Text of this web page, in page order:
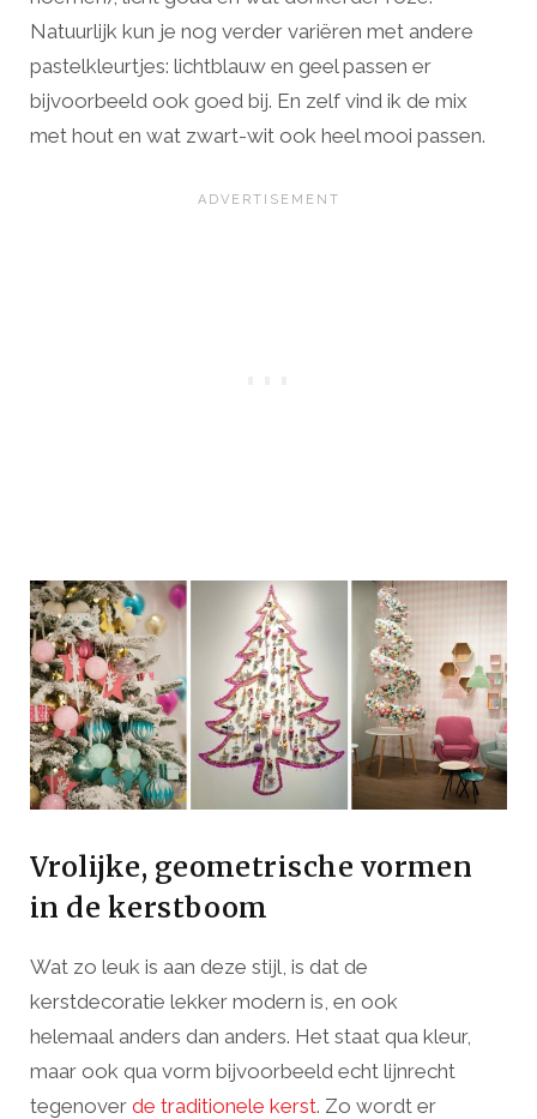
Natuurlijk kun je nog verder variëren met andere
pastelkleurtjes: lichtblauw en geel passen er
bijvoorbeeld ook goed bij. En zelf vind ik de mix
met hout en wat zwart-wit ook heel mooi passen.
Vrolijke, geometrische vormen
in de kerstboom
Wat zo leuk is aan deze stijl, is dat de
kerstdecoratie lekker modern is, en ook
helemaal anders dan anders. Het staat qua kleur,
maar ook qua vorm bijvoorbeeld echt lijnrecht
tegenover de traditionele kerst. Zo wordt er